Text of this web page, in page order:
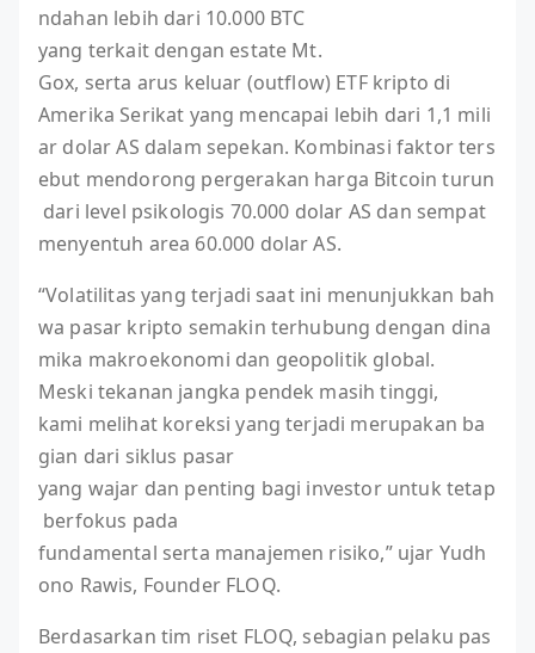
ndahan lebih dari 10.000 BTC
yang terkait dengan estate Mt.
Gox, serta arus keluar (outflow) ETF kripto di
Amerika Serikat yang mencapai lebih dari 1,1 mili
ar dolar AS dalam sepekan. Kombinasi faktor ters
ebut mendorong pergerakan harga Bitcoin turun
dari level psikologis 70.000 dolar AS dan sempat
menyentuh area 60.000 dolar AS.
“Volatilitas yang terjadi saat ini menunjukkan bah
wa pasar kripto semakin terhubung dengan dina
mika makroekonomi dan geopolitik global.
Meski tekanan jangka pendek masih tinggi,
kami melihat koreksi yang terjadi merupakan ba
gian dari siklus pasar
yang wajar dan penting bagi investor untuk tetap
berfokus pada
fundamental serta manajemen risiko,” ujar Yudh
ono Rawis, Founder FLOQ.
Berdasarkan tim riset FLOQ, sebagian pelaku pas